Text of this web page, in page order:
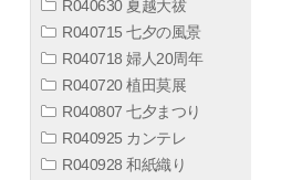
R040630 夏越大祓
R040715 七夕の風景
R040718 婦人20周年
R040720 植田莫展
R040807 七夕まつり
R040925 カンテレ
R040928 和紙織り